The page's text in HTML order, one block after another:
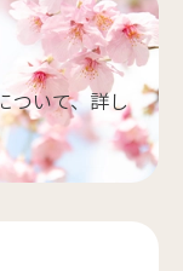
ついて、詳し